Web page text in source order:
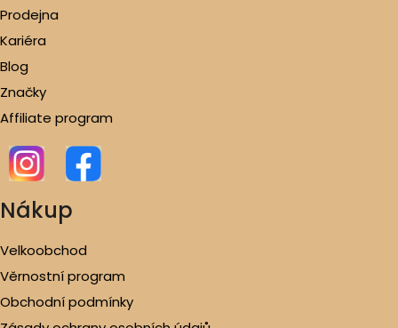
Prodejna
Kariéra
Blog
Značky
Affiliate program
Nákup
Velkoobchod
Věrnostní program
Obchodní podmínky